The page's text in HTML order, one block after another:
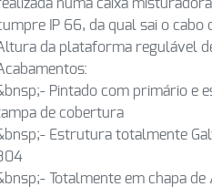
numa caixa
IP 66, da qual sai o cabo
da plataforma regulável
Pintado com primário e
de cobertura
Estrutura totalmente
Totalmente em chapa de